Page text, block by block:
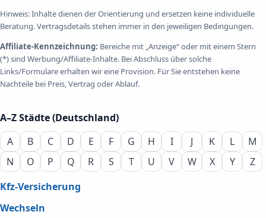
Hinweis: Inhalte dienen der Orientierung und ersetzen keine individuelle
Beratung. Vertragsdetails stehen immer in den jeweiligen Bedingungen.
Affiliate-Kennzeichnung: Bereiche mit „Anzeige“ oder mit einem Stern
(*) sind Werbung/Affiliate-Inhalte. Bei Abschluss über solche
Links/Formulare erhalten wir eine Provision. Für Sie entstehen keine
Nachteile bei Preis, Vertrag oder Ablauf.
A–Z Städte (Deutschland)
A
B C D E F G H I J K L
M
N
O P Q R S T U V W X Y
Z
Kfz-Versicherung
Wechseln